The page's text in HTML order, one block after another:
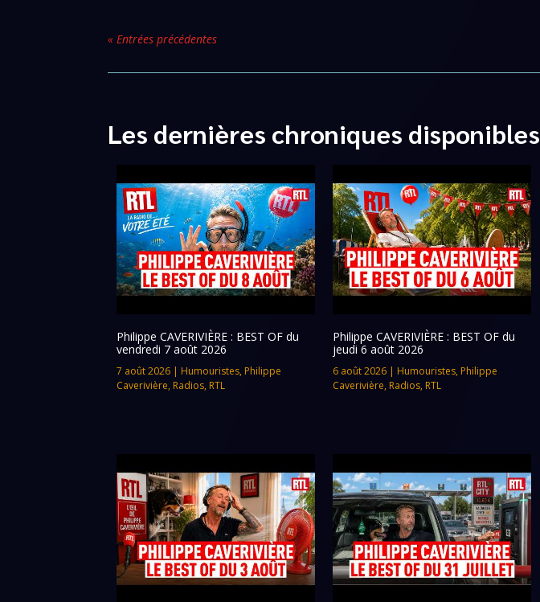
« Entrées précédentes
Les dernières chroniques disponibles
Philippe CAVERIVIÈRE : BEST OF du
vendredi 7 août 2026
7 août 2026 | Humouristes, Philippe
Caverivière, Radios, RTL
Philippe CAVERIVIÈRE : BEST OF du
jeudi 6 août 2026
6 août 2026| Humouristes, Philippe
Caverivière, Radios, RTL